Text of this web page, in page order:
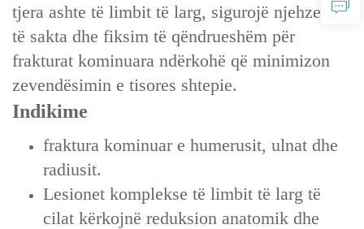
tjera ashte të limbit të larg, sigurojë njehzetje
të sakta dhe fiksim të qëndrueshëm për
frakturat kominuara ndërkohë që minimizon
zevendësimin e tisores shtepie.
Indikime
fraktura kominuar e humerusit, ulnat dhe
radiusit.
Lesionet komplekse të limbit të larg të
cilat kërkojnë reduksion anatomik dhe